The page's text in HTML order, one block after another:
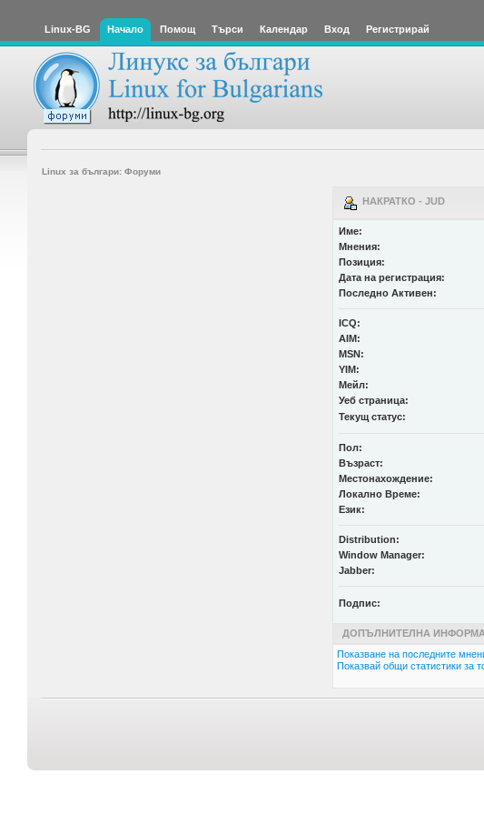
Linux-BG Начало Помощ Търси Календар Вход Регистрирай
Linux за българи: Форуми
НАКРАТКО - JUD
Име:
Мнения:
Позиция:
Дата на регистрация:
Последно Активен:
ICQ:
AIM:
MSN:
YIM:
Мейл:
Уеб страница:
Текущ статус:
Пол:
Възраст:
Местонахождение:
Локално Време:
Език:
Distribution:
Window Manager:
Jabber:
Подпис:
ДОПЪЛНИТЕЛНА
Показване на последните
Показвай общи статистики за